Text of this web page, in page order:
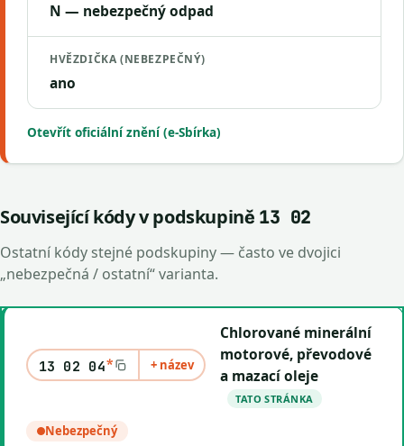
N — nebezpečný odpad
HVĚZDIČKA (NEBEZPEČNÝ)
ano
Otevřít oficiální znění (e-Sbírka)
Související kódy v podskupině 13 02
Ostatní kódy stejné podskupiny — často ve dvojici
„nebezpečná / ostatní“ varianta.
13 02 04* + název
Chlorované minerální
motorové, převodové
a mazací oleje
TATO STRÁNKA
Nebezpečný